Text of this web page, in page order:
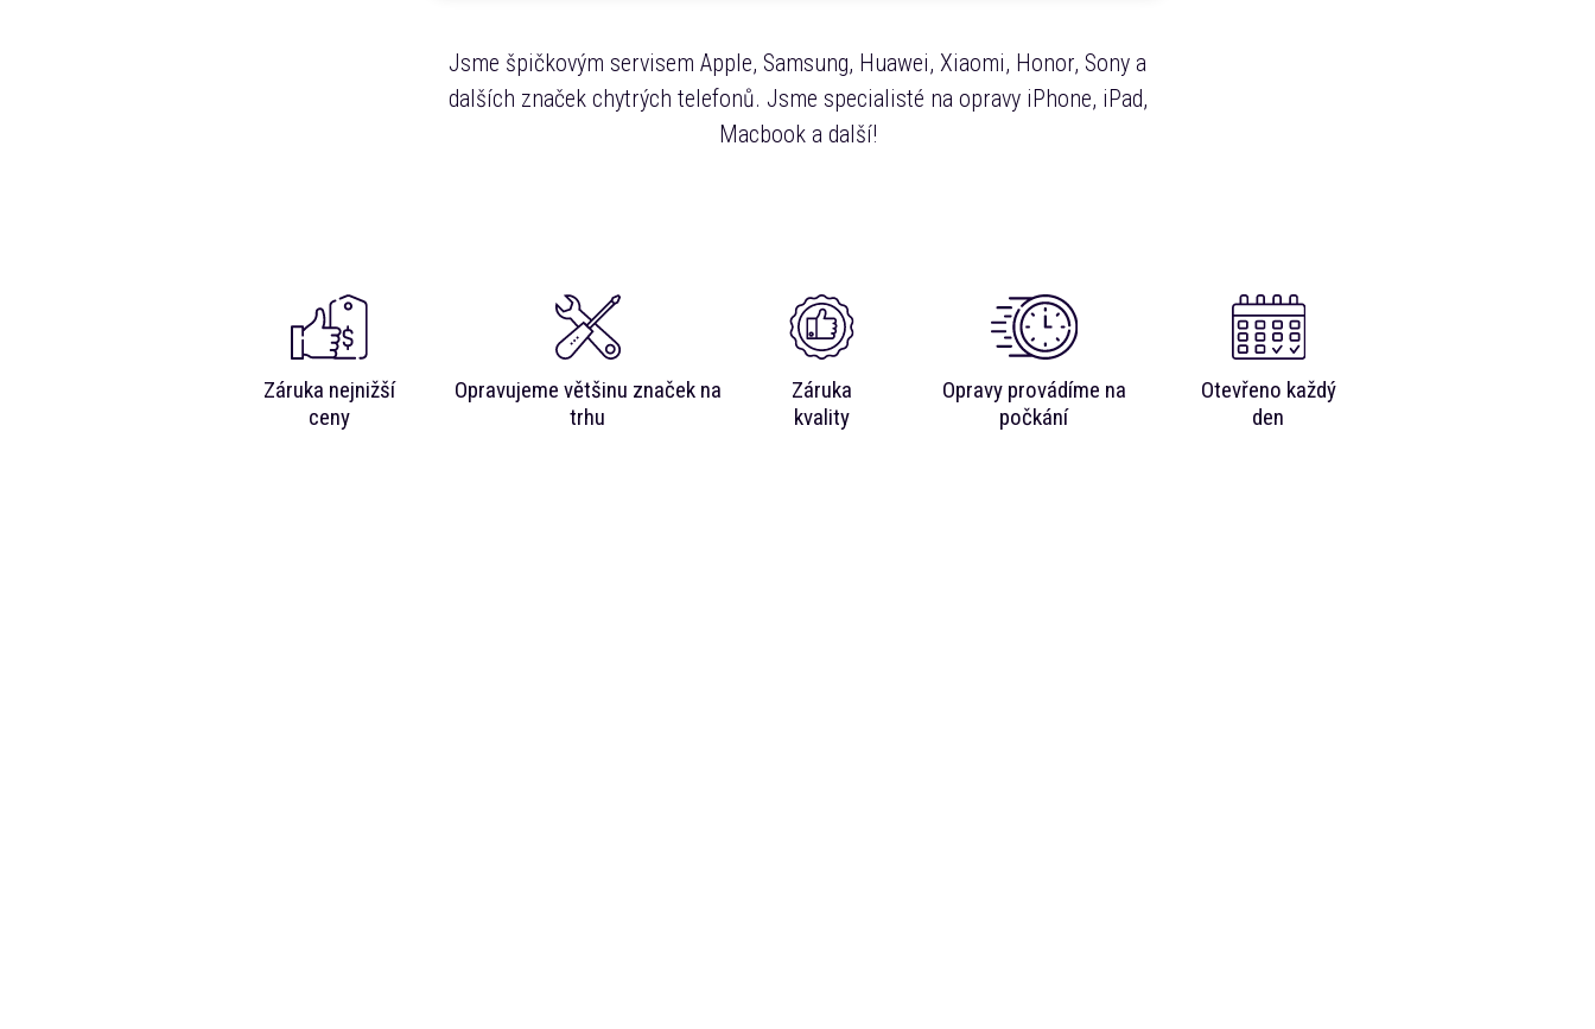
Jsme špičkovým servisem Apple, Samsung, Huawei, Xiaomi, Honor, Sony a
dalších značek chytrých telefonů. Jsme specialisté na opravy iPhone, iPad,
Macbook a další!
Záruka nejnižší
ceny
Opravujeme většinu značek na
trhu
Záruka
kvality
Opravy provádíme na
počkání
Otevřeno každý
den